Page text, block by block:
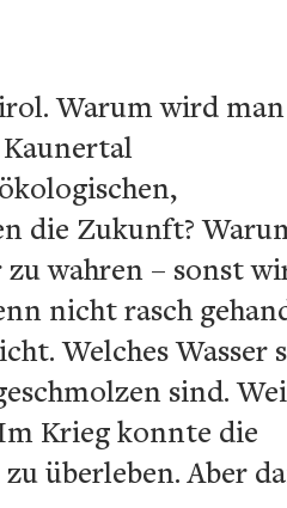
Warum wird man
die Zukunft?
wahren – sonst
nicht rasch
Welches Wasser
sind.
Krieg konnte die
überleben. Aber